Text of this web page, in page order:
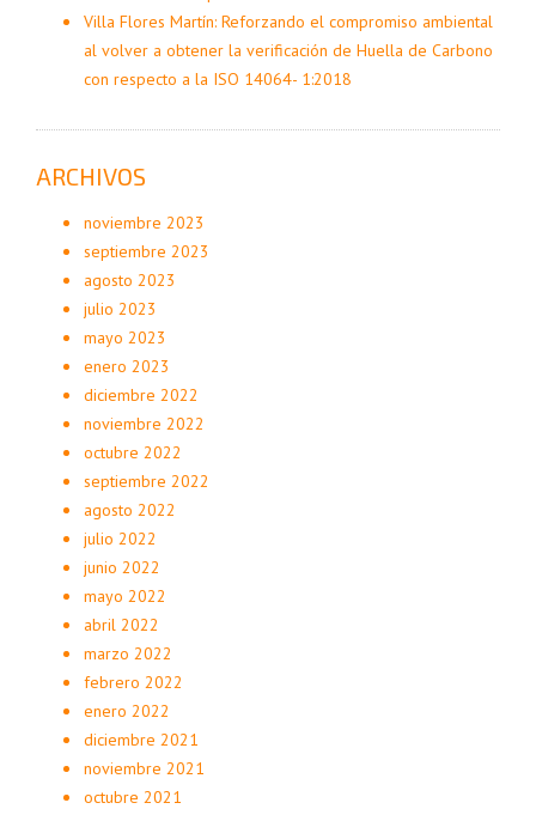
Villa Flores Martín: Reforzando el compromiso ambiental
al volver a obtener la verificación de Huella de Carbono
con respecto a la ISO 14064- 1:2018
ARCHIVOS
noviembre 2023
septiembre 2023
agosto 2023
julio 2023
mayo 2023
enero 2023
diciembre 2022
noviembre 2022
octubre 2022
septiembre 2022
agosto 2022
julio 2022
junio 2022
mayo 2022
abril 2022
marzo 2022
febrero 2022
enero 2022
diciembre 2021
noviembre 2021
octubre 2021